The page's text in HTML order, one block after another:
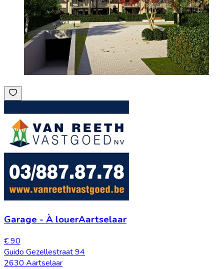
Garage - À louerAartselaar
€ 90
Guido Gezellestraat 94
2630 Aartselaar